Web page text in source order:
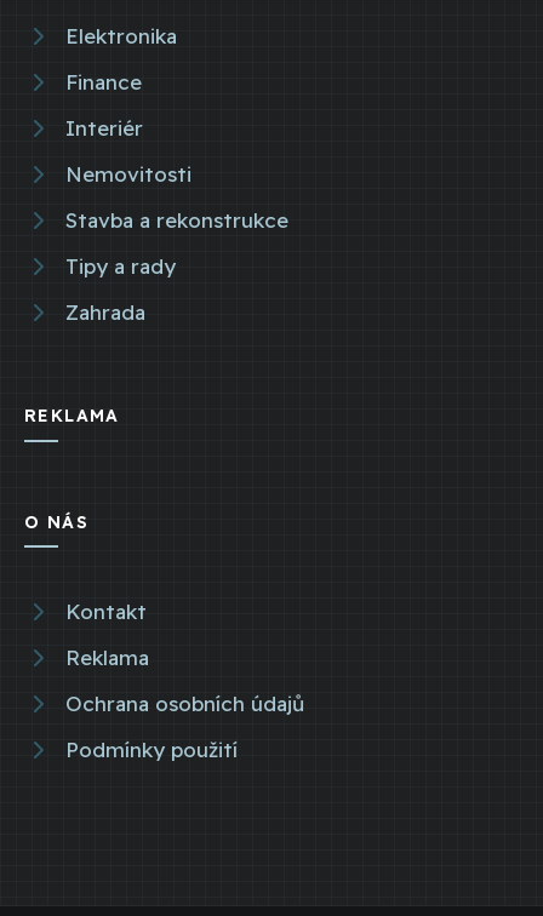
Elektronika
Finance
Interiér
Nemovitosti
Stavba a rekonstrukce
Tipy a rady
Zahrada
REKLAMA
O NÁS
Kontakt
Reklama
Ochrana osobních údajů
Podmínky použití